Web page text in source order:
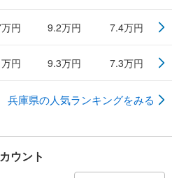
円 9.2万円 7.4万円
円 9.3万円 7.3万円
兵庫県の人気ランキングをみる
ウント